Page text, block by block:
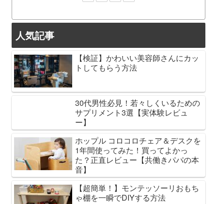
人気記事
【検証】かわいい美容師さんにカッ
トしてもらう方法
30代男性必見！若々しくいるための
サプリメント3選【実体験レビュ
ー】
ホップル コロコロチェア＆デスクを
1年間使ってみた！買ってよかっ
た？正直レビュー【共働きパパの本
音】
【超簡単！】モンテッソーリおもち
ゃ棚を一瞬でDIYする方法